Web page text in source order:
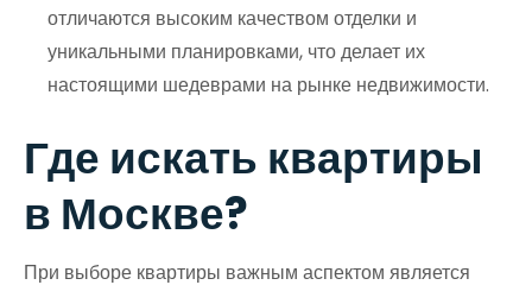
отличаются высоким качеством отделки и
уникальными планировками, что делает их
настоящими шедеврами на рынке недвижимости.
Где искать квартиры
в Москве?
При выборе квартиры важным аспектом является